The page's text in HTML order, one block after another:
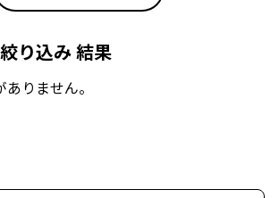
り込み 結果
りません。